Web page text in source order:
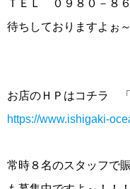
ＴＥＬ ０９８０－８
待ちしておりますよぉ
お店のＨＰはコチラ 「
https://www.ishigaki-
常時８名のスタッフで